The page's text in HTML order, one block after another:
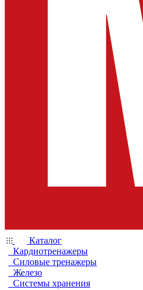
Каталог
Кардиотренажеры
Силовые тренажеры
Железо
Системы хранения